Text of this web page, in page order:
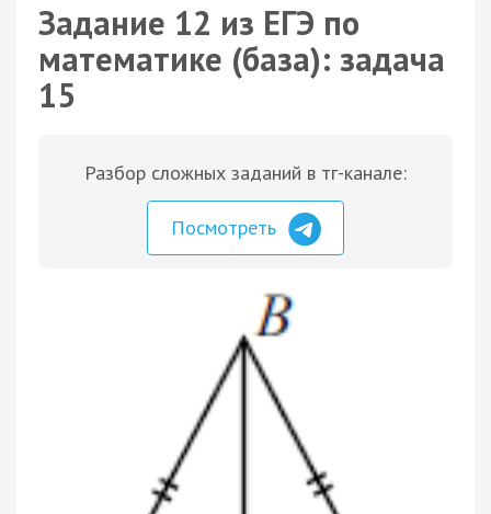
Задание 12 из ЕГЭ по
математике (база): задача
15
Разбор сложных заданий в тг-канале:
Посмотреть